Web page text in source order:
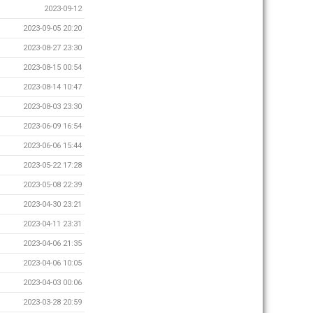
2023-09-12
2023-09-05 20:20
2023-08-27 23:30
2023-08-15 00:54
2023-08-14 10:47
2023-08-03 23:30
2023-06-09 16:54
2023-06-06 15:44
2023-05-22 17:28
2023-05-08 22:39
2023-04-30 23:21
2023-04-11 23:31
2023-04-06 21:35
2023-04-06 10:05
2023-04-03 00:06
2023-03-28 20:59